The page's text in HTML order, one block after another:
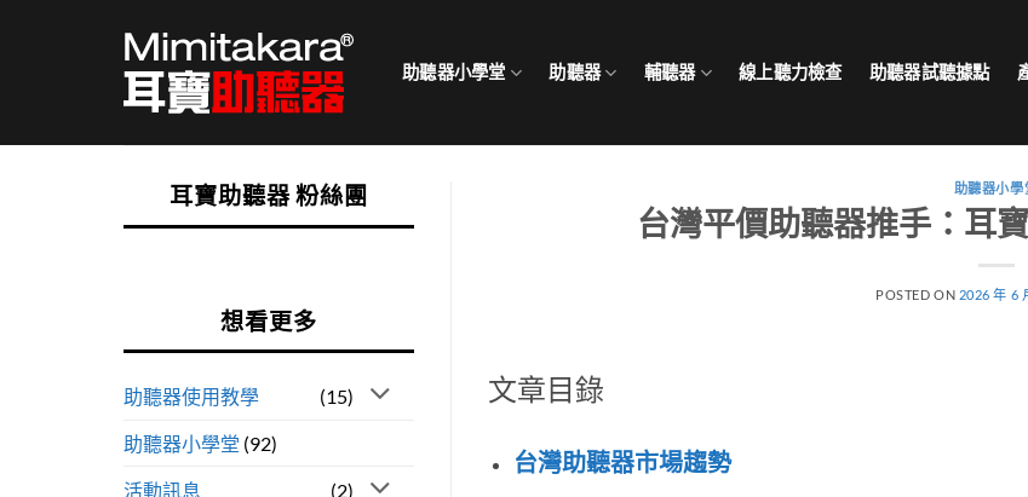
助聽器小學堂 助聽器 輔聽器 線上聽力檢查 助聽器試聽據點
耳寶助聽器 粉絲團
想看更多
助聽器使用教學 (15)
助聽器小學堂 (92)
活動訊息 (2)
助聽器小學
台灣平價助聽器推手：耳
POSTED ON 2026 年 6
文章目錄
台灣助聽器市場趨勢